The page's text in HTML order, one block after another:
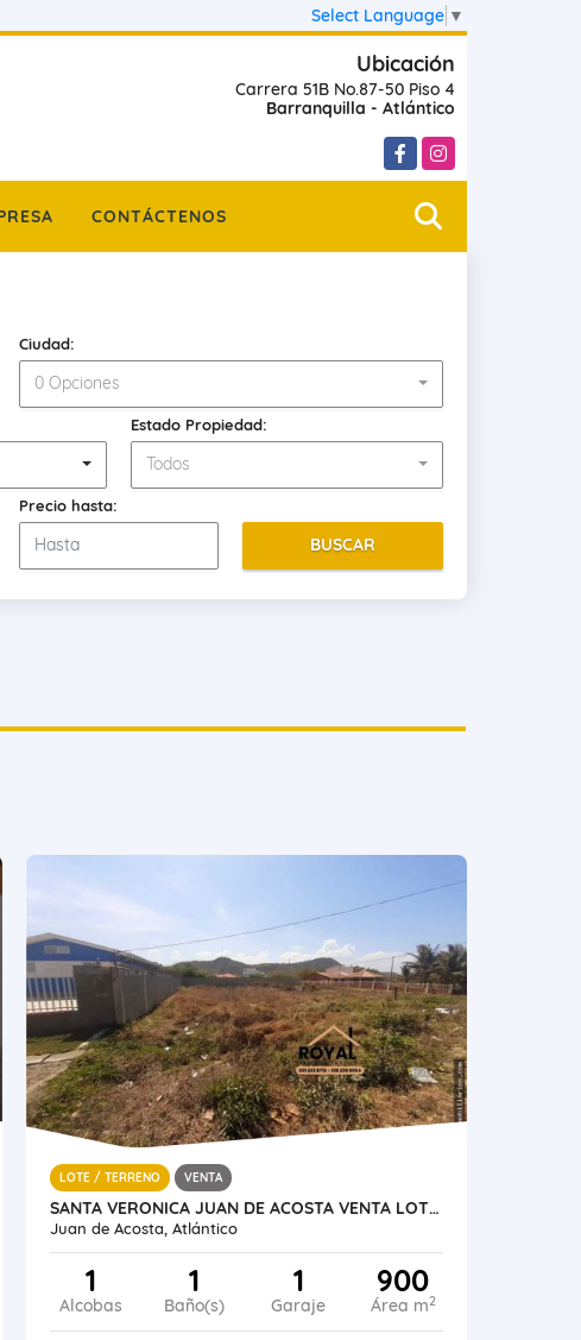
Select Language ▼
Ubicación
Carrera 51B No.87-50 Piso 4
Barranquilla - Atlántico
FacebookInstagram
CONTÁCTENOS
Ciudad:
0 Opciones
Estado Propiedad:
Todos
Precio hasta:
BUSCAR
LOTE / TERRENO VENTA
SANTA VERONICA JUAN DE ACOSTA VENTA LOTE EN VIA PRINCIPAL 900 M2
Juan de Acosta, Atlántico
1
Alcobas
1
Baño(s)
1
Garaje
900
Área m2